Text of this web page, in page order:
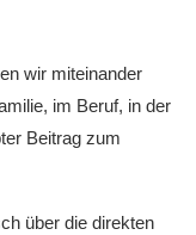
wir miteinander
im Beruf, in der
Beitrag zum
über die direkten